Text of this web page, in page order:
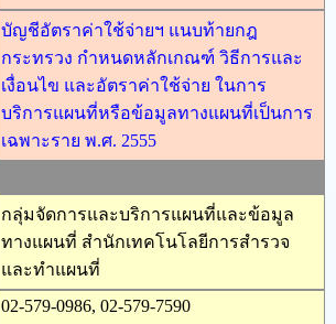
บัญชีอัตราค่าใช้จ่ายฯ แนบท้ายกฎ
กระทรวง กำหนดหลักเกณฑ์ วิธีการและ
เงื่อนไข และอัตราค่าใช้จ่าย ในการ
บริการแผนที่หรือข้อมูลทางแผนที่เป็นการ
เฉพาะราย พ.ศ. 2555
กลุ่มจัดการและบริการแผนที่และข้อมูล
ทางแผนที่ สำนักเทคโนโลยีการสำรวจ
และทำแผนที่
02-579-0986, 02-579-7590